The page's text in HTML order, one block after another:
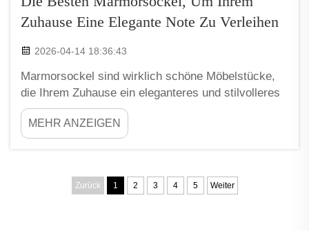
Zuhause Eine Elegante Note Zu Verleihen
2026-04-14 18:36:43
Marmorsockel sind wirklich schöne Möbelstücke,
die Ihrem Zuhause ein eleganteres und stilvolleres
Aussehen verleihen können. Sie eignen sich
hervorragend zur Präsentation von
Dekorationsartikeln, Pflanzen oder anderen
Marmorsockel, die jedem Raum eine grazile Note
verleihen können …
MEHR ANZEIGEN
Zurück 1 2 3 4 5 Weiter